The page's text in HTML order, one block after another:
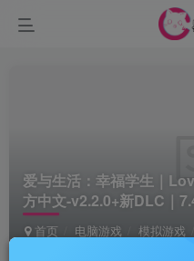
爱与生活：幸福学生｜
方中文-v2.2.0+新DLC｜
首页 电脑游戏 模拟游戏